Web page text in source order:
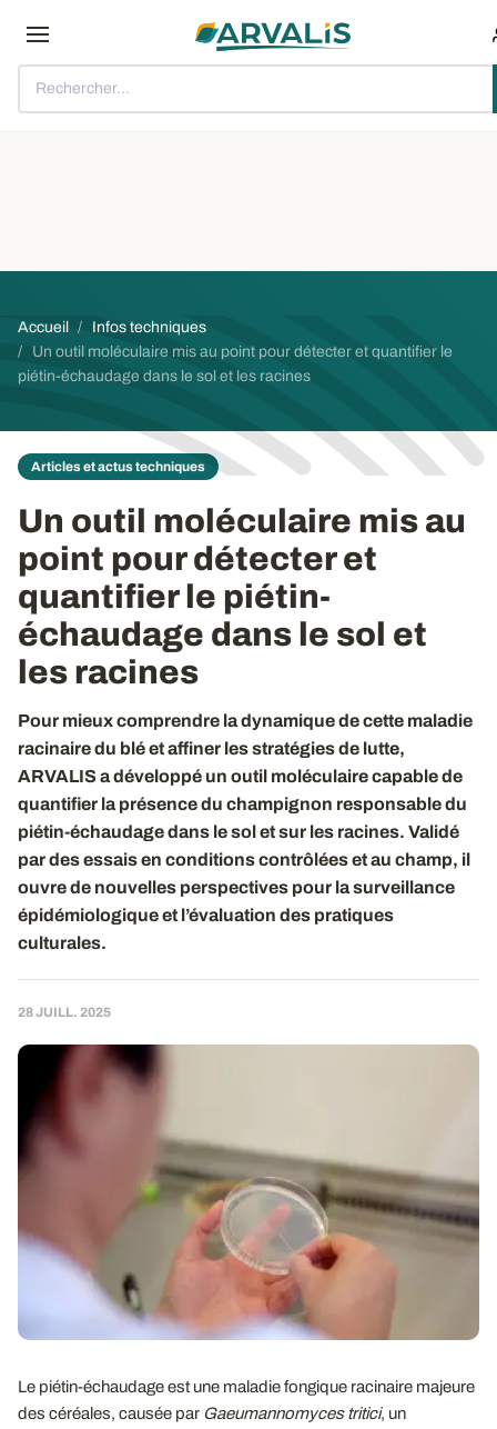
Rechercher...
Fil d'Ariane
Accueil
Infos techniques
Un outil moléculaire mis au point pour détecter et quantifier le
piétin-échaudage dans le sol et les racines
Articles et actus techniques
Un outil moléculaire mis au
point pour détecter et
quantifier le piétin-
échaudage dans le sol et
les racines
Pour mieux comprendre la dynamique de cette maladie
racinaire du blé et affiner les stratégies de lutte,
ARVALIS a développé un outil moléculaire capable de
quantifier la présence du champignon responsable du
piétin-échaudage dans le sol et sur les racines. Validé
par des essais en conditions contrôlées et au champ, il
ouvre de nouvelles perspectives pour la surveillance
épidémiologique et l’évaluation des pratiques
culturales.
28 JUILL. 2025
Le piétin-échaudage est une maladie fongique racinaire majeure
des céréales, causée par Gaeumannomyces tritici, un